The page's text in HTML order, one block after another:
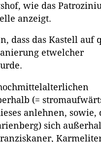
wie das
anzeigt.
dass das Kastell auf
etwelcher
(=
anlehnen, sowie,
sich